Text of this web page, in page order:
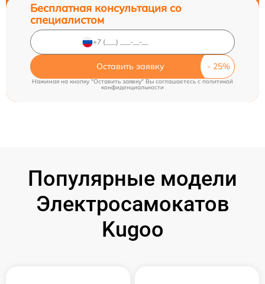
Бесплатная консультация со
специалистом
Оставить заявку
Нажимая на кнопку "Оставить заявку" Вы соглашаетесь cполитикой
конфиденциальности
Популярные модели
Электросамокатов
Kugoo